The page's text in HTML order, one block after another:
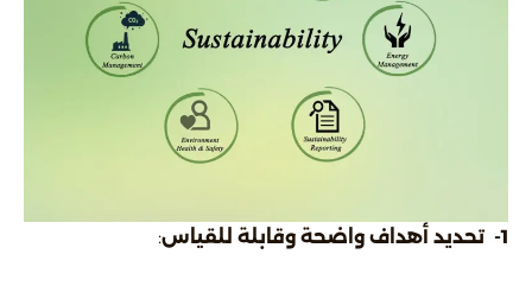
1- تحديد أهداف واضحة وقابلة للقياس :